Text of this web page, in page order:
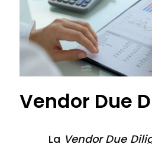
Vendor Due
La Vendor Due